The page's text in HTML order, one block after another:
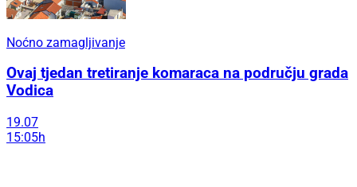
Noćno zamagljivanje
Ovaj tjedan tretiranje komaraca na području grada
Vodica
19.07
15:05h